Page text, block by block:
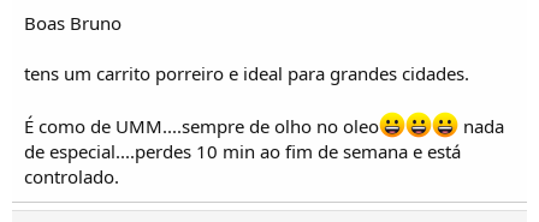
Boas Bruno
tens um carrito porreiro e ideal para grandes cidades.
É como de UMM....sempre de olho no oleo
nada
de especial....perdes 10 min ao fim de semana e está
controlado.